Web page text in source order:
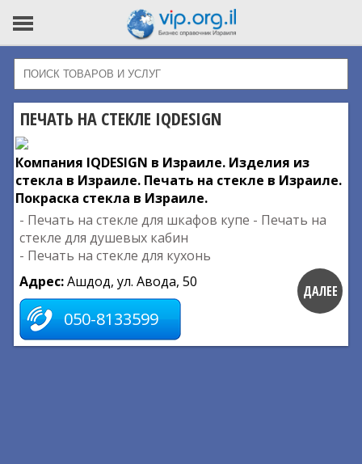
ПЕЧАТЬ НА СТЕКЛЕ IQDESIGN
Компания IQDESIGN в Израиле. Изделия из
стекла в Израиле. Печать на стекле в Израиле.
Покраска стекла в Израиле.
- Печать на стекле для шкафов купе - Печать на
стекле для душевых кабин
- Печать на стекле для кухонь
Адрес:Ашдод, ул. Авода, 50
050-8133599
ДАЛЕЕ